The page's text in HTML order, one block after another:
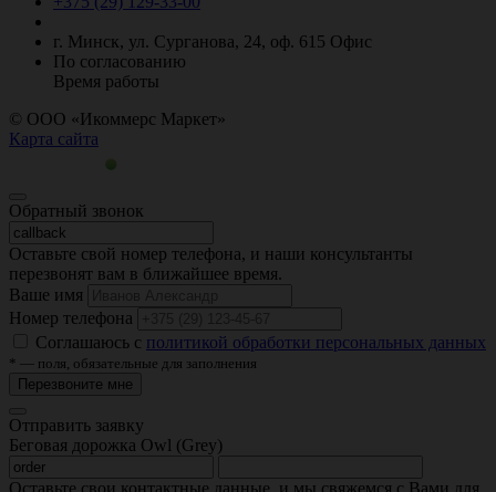
г. Минск, ул. Сурганова, 24, оф. 615 Офис
По согласованию
Время работы
© ООО «Икоммерс Маркет»
Карта сайта
Обратный звонок
Оставьте свой номер телефона, и наши консультанты
перезвонят вам в ближайшее время.
Ваше имя
Номер телефона
Соглашаюсь с политикой обработки персональных данных
* — поля, обязательные для заполнения
Перезвоните мне
Отправить заявку
Беговая дорожка Owl (Grey)
Оставьте свои контактные данные, и мы свяжемся с Вами для